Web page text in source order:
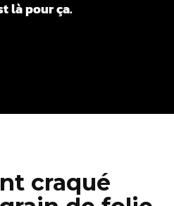
là pour ça.
craqué